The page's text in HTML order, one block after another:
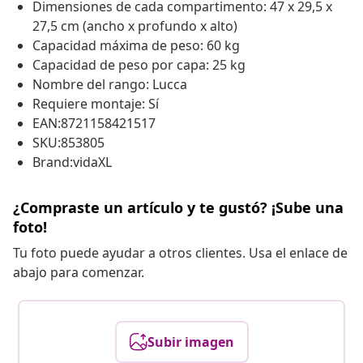
Dimensiones de cada compartimento: 47 x 29,5 x
27,5 cm (ancho x profundo x alto)
Capacidad máxima de peso: 60 kg
Capacidad de peso por capa: 25 kg
Nombre del rango: Lucca
Requiere montaje: Sí
EAN:8721158421517
SKU:853805
Brand:vidaXL
¿Compraste un artículo y te gustó? ¡Sube una
foto!
Tu foto puede ayudar a otros clientes. Usa el enlace de
abajo para comenzar.
Subir imagen